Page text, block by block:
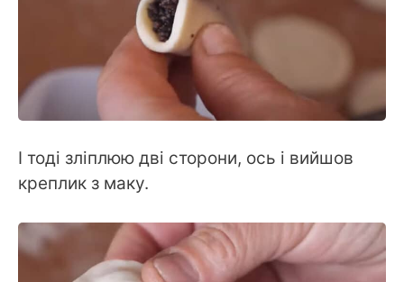
І тоді зліплюю дві сторони, ось і вийшов
креплик з маку.